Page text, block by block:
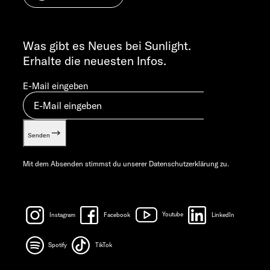
info@sunlight.de
Gewichts­informationen
Let’s play!
Was gibt es Neues bei Sunlight.
Erhalte die neuesten Infos.
E-Mail eingeben
Senden
Mit dem Absenden stimmst du unserer Datenschutzerklärung zu.
Instagram Facebook Youtube LinkedIn
Spotify TikTok